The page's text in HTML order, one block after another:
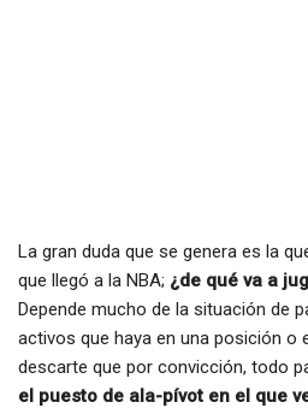
La gran duda que se genera es la
que llegó a la NBA; ¿de qué va a
Depende mucho de la situación de
activos que haya en una posición o
descarte que por convicción, todo
el puesto de ala-pívot en el que